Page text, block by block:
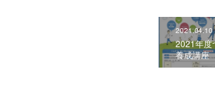
2021.04.10
2021年度
養成講座